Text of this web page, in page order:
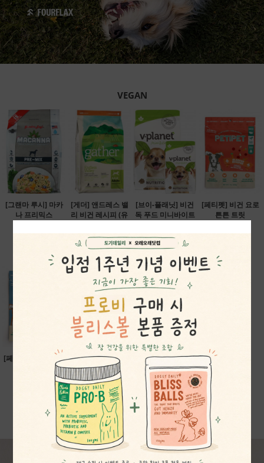
VEGAN
[그랜마 루시] 마카
나 프리믹스
[게더] 앤드레스 밸
리 비건 레시피 (유
58,400원
[브이-플래닛] 비건
독 푸드 미니바이트
39,900원
[페티펫] 비건 요로
튼튼 트릿
[페티펫] 알러지&면 [페티펫] 펌킨&블루
베리
24,200원
MORE